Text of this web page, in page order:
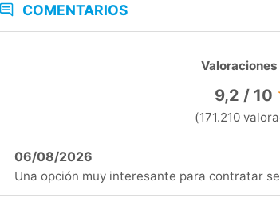
COMENTARIOS
9,2 / 10
(171.210
06/08/2026
Una opción muy interesante para contratar